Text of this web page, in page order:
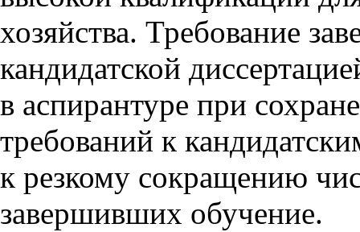
хозяйства. Требование
кандидатской
в аспирантуре при
требований к
к резкому сокращению
завершивших обучение.